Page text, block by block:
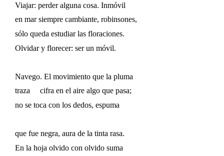
Viajar: perder alguna cosa. Inmóvil
en mar siempre cambiante, robinsones,
sólo queda estudiar las floraciones.
Olvidar y florecer: ser un móvil.
Navego. El movimiento que la pluma
traza
cifra en el aire algo que pasa;
no se toca con los dedos, espuma
que fue negra, aura de la tinta rasa.
En la hoja olvido con olvido suma